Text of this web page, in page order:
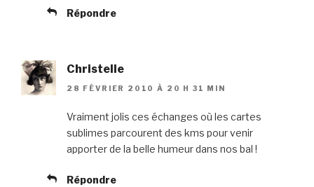
Répondre
Christelle
28 FÉVRIER 2010 À 20 H 31 MIN
Vraiment jolis ces échanges où les cartes
sublimes parcourent des kms pour venir
apporter de la belle humeur dans nos bal !
Répondre